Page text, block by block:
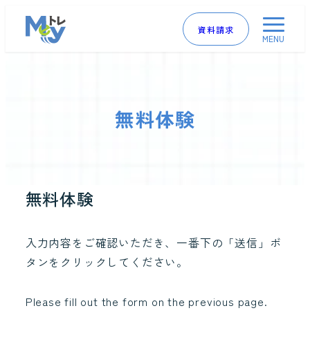
資料請求
MENU
無料体験
無料体験
入力内容をご確認いただき、一番下の「送信」ボ
タンをクリックしてください。
Please fill out the form on the previous page.